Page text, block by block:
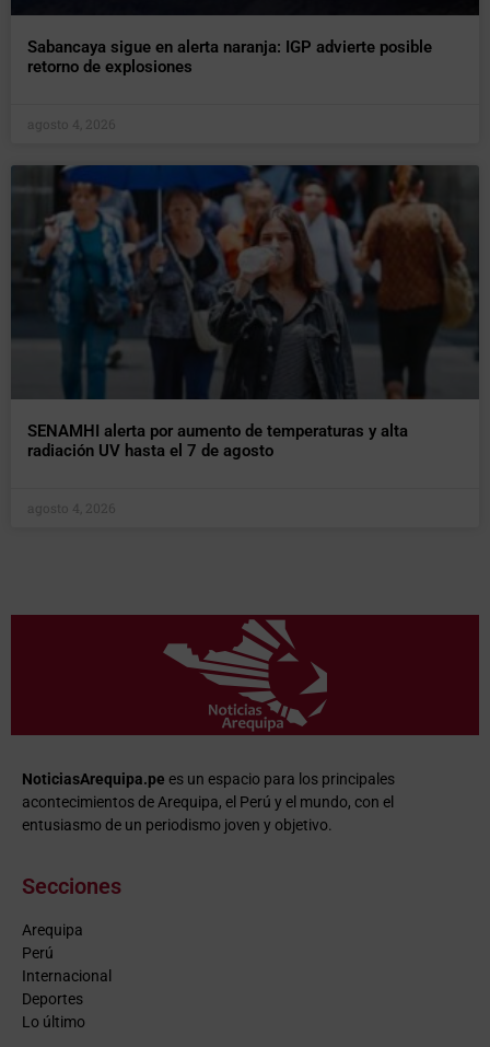
Sabancaya sigue en alerta naranja: IGP advierte posible
retorno de explosiones
agosto 4, 2026
SENAMHI alerta por aumento de temperaturas y alta
radiación UV hasta el 7 de agosto
agosto 4, 2026
NoticiasArequipa.pe es un espacio para los principales
acontecimientos de Arequipa, el Perú y el mundo, con el
entusiasmo de un periodismo joven y objetivo.
Secciones
Arequipa
Perú
Internacional
Deportes
Lo último